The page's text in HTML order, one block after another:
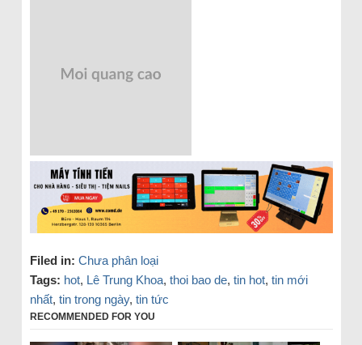
Filed in: Chưa phân loại
Tags: hot, Lê Trung Khoa, thoi bao de, tin hot, tin mới
nhất, tin trong ngày, tin tức
RECOMMENDED FOR YOU